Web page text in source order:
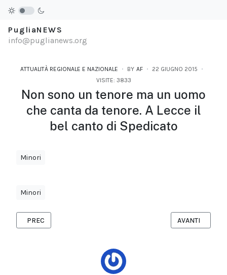
PugliaNEWS
info@puglianews.org
ATTUALITÀ REGIONALE E NAZIONALE BY AF
22 GIUGNO 2015
VISITE: 3833
Non sono un tenore ma un uomo
che canta da tenore. A Lecce il
bel canto di Spedicato
Minori
Minori
ARTICOLO PRECEDENTE: MARRACASH LIVE DOMENICA 19
PREC ARTICOLO
AVANTI